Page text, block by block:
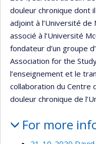
douleur chronique dont
adjoint à l’Université
associé à l’Université
fondateur d’un groupe
Association for the
l’enseignement et le
collaboration du Centre
douleur chronique de
For more